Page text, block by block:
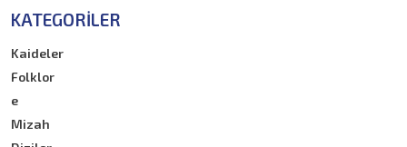
KATEGORILER
Kaideler
Folklor
e
Mizah